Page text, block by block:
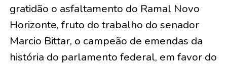
gratidão o asfaltamento do Ramal Novo
Horizonte, fruto do trabalho do senador
Marcio Bittar, o campeão de emendas da
história do parlamento federal, em favor do